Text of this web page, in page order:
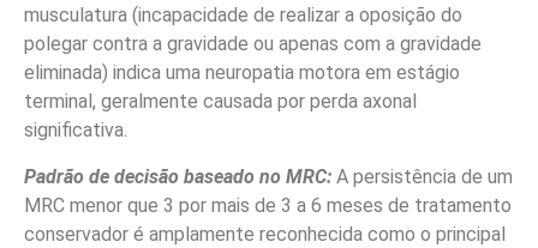
musculatura (incapacidade de realizar a oposição do
polegar contra a gravidade ou apenas com a gravidade
eliminada) indica uma neuropatia motora em estágio
terminal, geralmente causada por perda axonal
significativa.
Padrão de decisão baseado no MRC: A persistência de um
MRC menor que 3 por mais de 3 a 6 meses de tratamento
conservador é amplamente reconhecida como o principal